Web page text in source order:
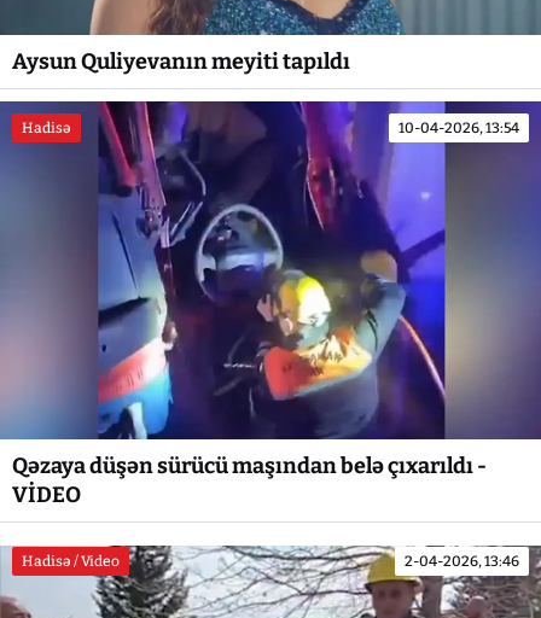
Aysun Quliyevanın meyiti tapıldı
Hadisə 10-04-2026, 13:54
Qəzaya düşən sürücü maşından belə çıxarıldı -
VİDEO
Hadisə / Video 2-04-2026, 13:46